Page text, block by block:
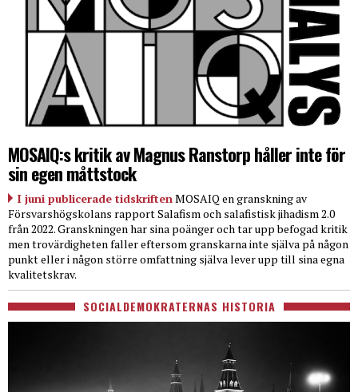
MOSAIQ:s kritik av Magnus Ranstorp håller inte för
sin egen måttstock
I juni publicerade tidskriftenMOSAIQ en granskning av
Försvarshögskolans rapport Salafism och salafistisk jihadism 2.0
från 2022. Granskningen har sina poänger och tar upp befogad kritik
men trovärdigheten faller eftersom granskarna inte själva på någon
punkt eller i någon större omfattning själva lever upp till sina egna
kvalitetskrav.
SOCIALDEMOKRATERNAS HISTORIA